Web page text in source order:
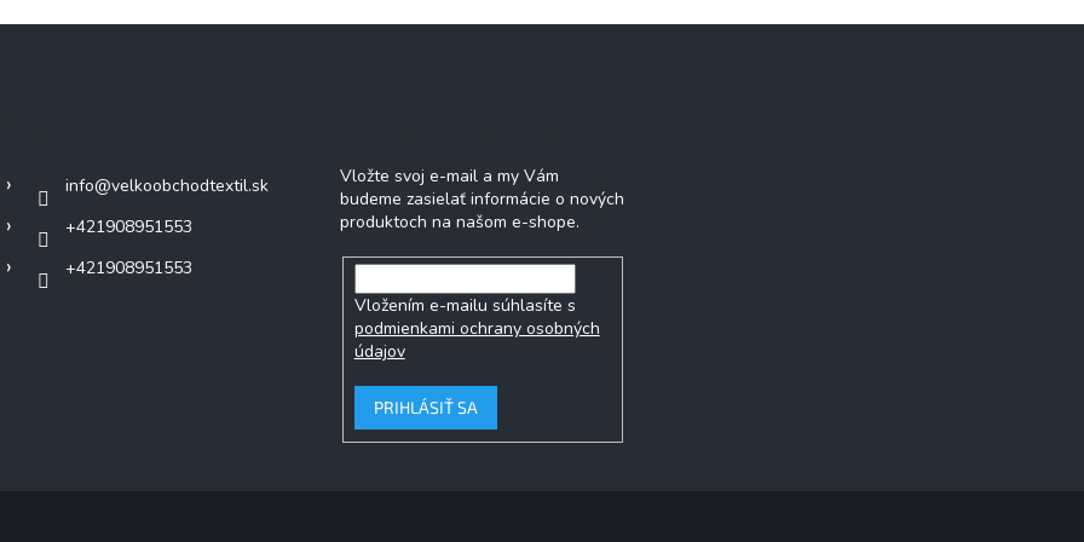
info@velkoobchodtextil.sk
+421908951553
+421908951553
Vložte svoj e-mail a my Vám
budeme zasielať informácie o nových
produktoch na našom e-shope.
Vložením e-mailu súhlasíte s
podmienkami ochrany osobných
údajov
PRIHLÁSIŤ SA